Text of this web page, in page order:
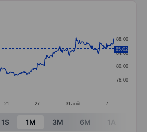
data points.
axis displaying categories.
Y axis displaying values. Data
21 27 31 août 7
76,00
80,00
84,00
88,00
85,02
chart.
1S 1M 3M 6M 1A